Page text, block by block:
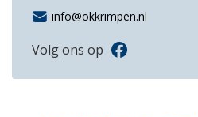
info@okkrimpen.nl
Volg ons op